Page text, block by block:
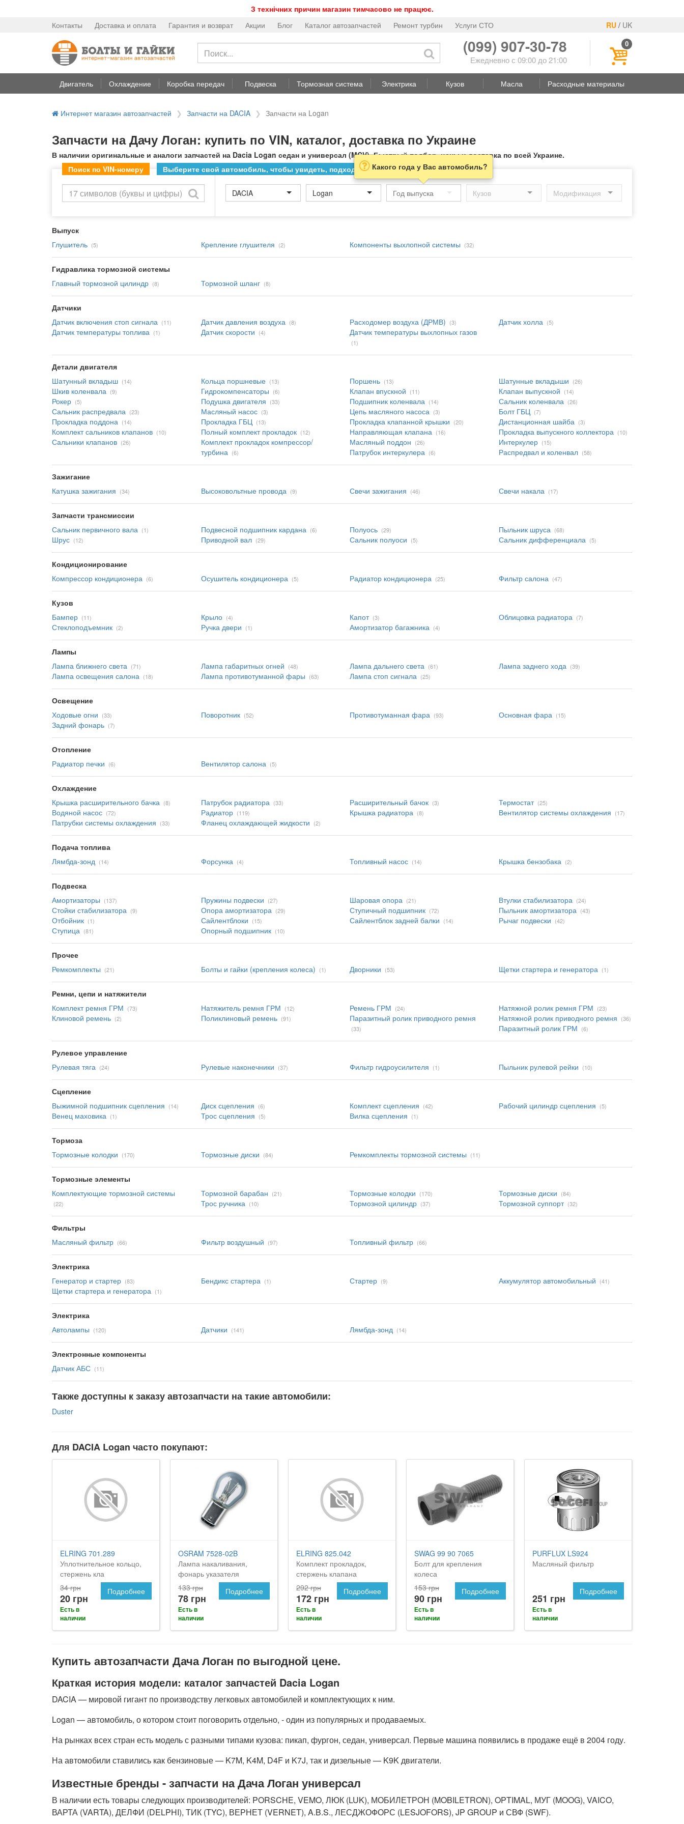
З технічних причин магазин тимчасово не працює.
RU / UK
Контакты Доставка и оплата Гарантия и возврат Акции Блог Каталог автозапчастей Ремонт турбин Услуги СТО
(099) 907-30-78
Ежедневно с 09:00 до 21:00
0
Двигатель Охлаждение Коробка передач Подвеска Тормозная система Электрика Кузов Масла Расходные материалы
Интернет магазин автозапчастей Запчасти на DACIA Запчасти на Logan
Запчасти на Дачу Логан: купить по VIN, каталог, доставка по Украине
В наличии оригинальные и аналоги запчастей на Dacia Logan седан и универсал (MCV). Быстрый подбор, цены и доставка по всей Украине.
Поиск по VIN-номеру
Выберите свой автомобиль, чтобы увидеть, подходит ли товар к нему
DACIA Logan
Какого года у Вас автомобиль?
Выпуск
Глушитель (5) Крепление глушителя (2) Компоненты выхлопной системы (32)
Гидравлика тормозной системы
Главный тормозной цилиндр (8) Тормозной шланг (8)
Датчики
Датчик включения стоп сигнала (11) Датчик давления воздуха (8) Расходомер воздуха (ДРМВ) (3) Датчик холла (5)
Датчик температуры топлива (1) Датчик скорости (4) Датчик температуры выхлопных газов
(1)
Детали двигателя
Шатунный вкладыш (14) Кольца поршневые (13) Поршень (13) Шатунные вкладыши (26)
Шкив коленвала (9) Гидрокомпенсаторы (6) Клапан впускной (11) Клапан выпускной (14)
Рокер (5) Подушка двигателя (33) Подшипник коленвала (14) Сальник коленвала (26)
Сальник распредвала (23) Масляный насос (3) Цепь масляного насоса (3) Болт ГБЦ (7)
Прокладка поддона (14) Прокладка ГБЦ (13) Прокладка клапанной крышки (20) Дистанционная шайба (3)
Комплект сальников клапанов (10) Полный комплект прокладок (12) Направляющая клапана (16) Прокладка выпускного коллектора (10)
Сальники клапанов (26)
Комплект прокладок компрессор/
турбина (6)
Масляный поддон (26) Интеркулер (15)
Патрубок интеркулера (6) Распредвал и коленвал (58)
Зажигание
Катушка зажигания (34) Высоковольтные провода (9) Свечи зажигания (46) Свечи накала (17)
Запчасти трансмиссии
Сальник первичного вала (1) Подвесной подшипник кардана (6) Полуось (29) Пыльник шруса (68)
Шрус (12) Приводной вал (29) Сальник полуоси (5) Сальник дифференциала (5)
Кондиционирование
Компрессор кондиционера (6) Осушитель кондиционера (5) Радиатор кондиционера (25) Фильтр салона (47)
Кузов
Бампер (11) Крыло (4) Капот (3) Облицовка радиатора (7)
Стеклоподъемник (2) Ручка двери (1) Амортизатор багажника (4)
Лампы
Лампа ближнего света (71) Лампа габаритных огней (48) Лампа дальнего света (61) Лампа заднего хода (39)
Лампа освещения салона (18) Лампа противотуманной фары (63) Лампа стоп сигнала (25)
Освещение
Ходовые огни (33) Поворотник (52) Противотуманная фара (93) Основная фара (15)
Задний фонарь (7)
Отопление
Радиатор печки (6) Вентилятор салона (5)
Охлаждение
Крышка расширительного бачка (8) Патрубок радиатора (33) Расширительный бачок (3) Термостат (25)
Водяной насос (72) Радиатор (119) Крышка радиатора (8) Вентилятор системы охлаждения (17)
Патрубки системы охлаждения (33) Фланец охлаждающей жидкости (2)
Подача топлива
Лямбда-зонд (14) Форсунка (4) Топливный насос (14) Крышка бензобака (2)
Подвеска
Амортизаторы (137) Пружины подвески (27) Шаровая опора (21) Втулки стабилизатора (24)
Стойки стабилизатора (9) Опора амортизатора (29) Ступичный подшипник (72) Пыльник амортизатора (43)
Отбойник (1) Сайлентблоки (15) Сайлентблок задней балки (14) Рычаг подвески (42)
Ступица (81) Опорный подшипник (10)
Прочее
Ремкомплекты (21) Болты и гайки (крепления колеса) (1) Дворники (53) Щетки стартера и генератора (1)
Ремни, цепи и натяжители
Комплект ремня ГРМ (73) Натяжитель ремня ГРМ (12) Ремень ГРМ (24) Натяжной ролик ремня ГРМ (23)
Клиновой ремень (2) Поликлиновый ремень (91) Паразитный ролик приводного ремня
(33)
Натяжной ролик приводного ремня (36)
Паразитный ролик ГРМ (6)
Рулевое управление
Рулевая тяга (24) Рулевые наконечники (37) Фильтр гидроусилителя (1) Пыльник рулевой рейки (10)
Сцепление
Выжимной подшипник сцепления (14) Диск сцепления (6) Комплект сцепления (42) Рабочий цилиндр сцепления (5)
Венец маховика (1) Трос сцепления (5) Вилка сцепления (1)
Тормоза
Тормозные колодки (170) Тормозные диски (84) Ремкомплекты тормозной системы (11)
Тормозные элементы
Комплектующие тормозной системы
(22)
Тормозной барабан (21) Тормозные колодки (170) Тормозные диски (84)
Трос ручника (10) Тормозной цилиндр (37) Тормозной суппорт (32)
Фильтры
Масляный фильтр (66) Фильтр воздушный (97) Топливный фильтр (66)
Электрика
Генератор и стартер (83) Бендикс стартера (1) Стартер (9) Аккумулятор автомобильный (41)
Щетки стартера и генератора (1)
Электрика
Автолампы (120) Датчики (141) Лямбда-зонд (14)
Электронные компоненты
Датчик АБС (11)
Также доступны к заказу автозапчасти на такие автомобили:
Duster
Для DACIA Logan часто покупают:
ELRING 701.289
Уплотнительное кольцо,
стержень кла
34 грн
20 грн
Есть в
наличии
Подробнее
OSRAM 7528-02B
Лампа накаливания,
фонарь указателя
поворота
133 грн
78 грн
Есть в
наличии
Подробнее
ELRING 825.042
Комплект прокладок,
стержень клапана
292 грн
172 грн
Есть в
наличии
Подробнее
SWAG 99 90 7065
Болт для крепления
колеса
153 грн
90 грн
Есть в
наличии
Подробнее
PURFLUX LS924
Масляный фильтр
251 грн
Есть в
наличии
Подробнее
Купить автозапчасти Дача Логан по выгодной цене.
Краткая история модели: каталог запчастей Dacia Logan
DACIA — мировой гигант по производству легковых автомобилей и комплектующих к ним.
Logan — автомобиль, о котором стоит поговорить отдельно, - один из популярных и продаваемых.
На рынках всех стран есть модель с разными типами кузова: пикап, фургон, седан, универсал. Первые машина появились в продаже ещё в 2004 году.
На автомобили ставились как бензиновые — K7M, K4M, D4F и K7J, так и дизельные — K9K двигатели.
Известные бренды - запчасти на Дача Логан универсал
В наличии есть товары следующих производителей: PORSCHE, VEMO, ЛЮК (LUK), МОБИЛЕТРОН (MOBILETRON), OPTIMAL, МУГ (MOOG), VAICO,
ВАРТА (VARTA), ДЕЛФИ (DELPHI), ТИК (TYC), ВЕРНЕТ (VERNET), A.B.S., ЛЕСДЖОФОРС (LESJOFORS), JP GROUP и СВФ (SWF).